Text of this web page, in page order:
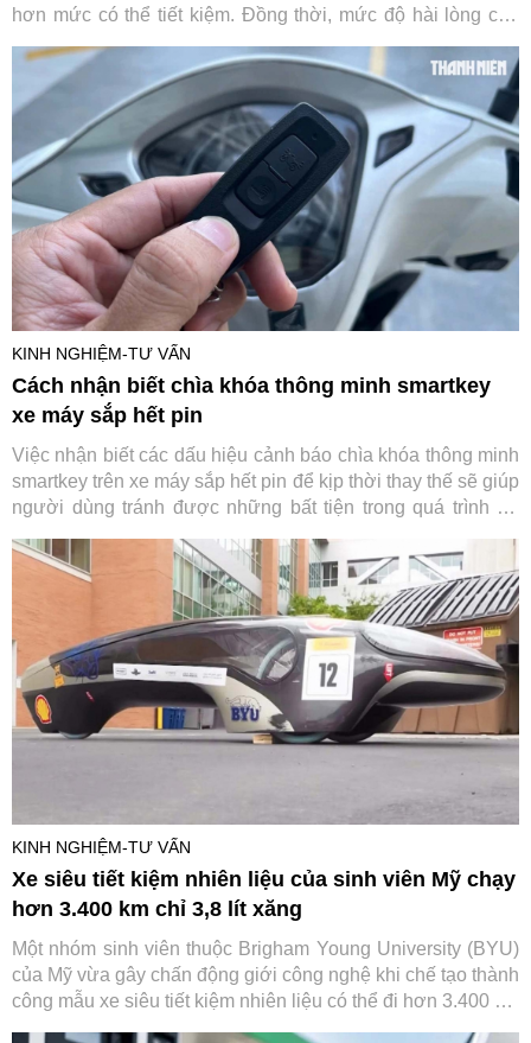
hơn mức có thể tiết kiệm. Đồng thời, mức độ hài lòng của
thương hiệu thiết bị.
KINH NGHIỆM-TƯ VẤN
Cách nhận biết chìa khóa thông minh smartkey
xe máy sắp hết pin
Việc nhận biết các dấu hiệu cảnh báo chìa khóa thông minh
smartkey trên xe máy sắp hết pin để kịp thời thay thế sẽ giúp
người dùng tránh được những bất tiện trong quá trình sử
KINH NGHIỆM-TƯ VẤN
Xe siêu tiết kiệm nhiên liệu của sinh viên Mỹ chạy
hơn 3.400 km chỉ 3,8 lít xăng
Một nhóm sinh viên thuộc Brigham Young University (BYU)
của Mỹ vừa gây chấn động giới công nghệ khi chế tạo thành
công mẫu xe siêu tiết kiệm nhiên liệu có thể đi hơn 3.400 km